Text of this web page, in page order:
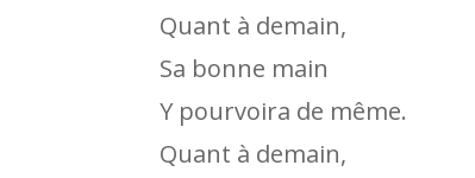
Quant à demain,
Sa bonne main
Y pourvoira de même.
Quant à demain,